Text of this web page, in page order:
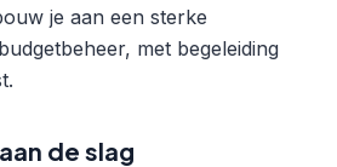
je aan een sterke
met begeleiding
de slag